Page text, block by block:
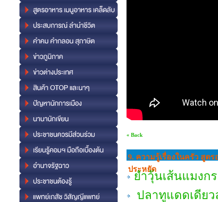
« Back
9. ความรู้เรื่องในครัว สูต
ประหยัด
ยำวุ้นเส้นแมงก
ปลาทูแดดเดีย